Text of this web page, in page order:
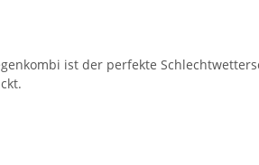
ist der perfekte